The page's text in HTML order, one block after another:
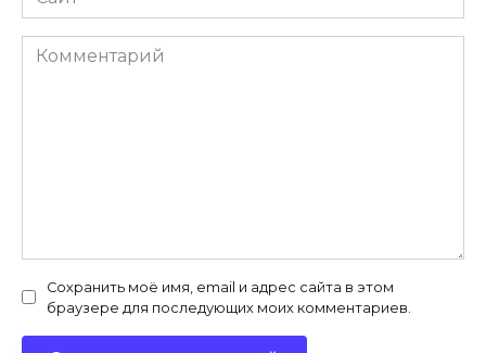
Комментарий
Сохранить моё имя, email и адрес сайта в этом
браузере для последующих моих комментариев.